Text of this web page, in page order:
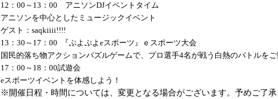
12 ： 00 ～ 13 ： 00 アニソンDJイベントタイム
アニソンを中心としたミュージックイベント
ゲスト： saqkiiii!!!!
13 ： 30 ～ 17 ： 00 『ぷよぷよ eスポーツ』
ｅスポーツ大会
国民的落ち物アクションパズルゲームで、プロ選手4名が戦う白熱のバトルを
17 ： 00 ～ 18 ： 00試遊会
eスポーツイベントを体感しよう！
※ 開催日程・時間については、変更となる場合がございます。予めご了